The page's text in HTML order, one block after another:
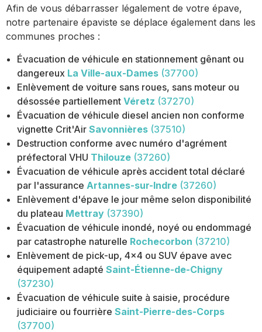
Afin de vous débarrasser légalement de votre épave,
notre partenaire épaviste se déplace également dans les
communes proches :
Évacuation de véhicule en stationnement gênant ou
dangereux La Ville-aux-Dames (37700)
Enlèvement de voiture sans roues, sans moteur ou
désossée partiellement Véretz (37270)
Évacuation de véhicule diesel ancien non conforme
vignette Crit'Air Savonnières (37510)
Destruction conforme avec numéro d'agrément
préfectoral VHU Thilouze (37260)
Évacuation de véhicule après accident total déclaré
par l'assurance Artannes-sur-Indre (37260)
Enlèvement d'épave le jour même selon disponibilité
du plateau Mettray (37390)
Évacuation de véhicule inondé, noyé ou endommagé
par catastrophe naturelle Rochecorbon (37210)
Enlèvement de pick-up, 4x4 ou SUV épave avec
équipement adapté Saint-Étienne-de-Chigny
(37230)
Évacuation de véhicule suite à saisie, procédure
judiciaire ou fourrière Saint-Pierre-des-Corps
(37700)